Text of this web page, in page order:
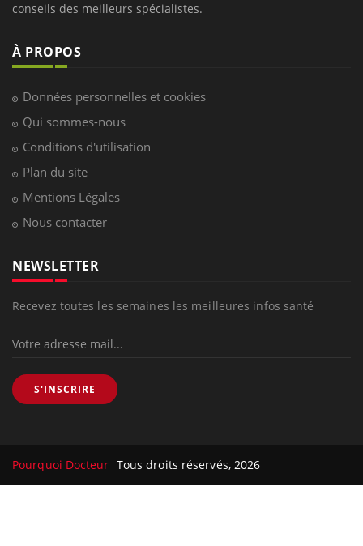
conseils des meilleurs spécialistes.
À PROPOS
Données personnelles et cookies
Qui sommes-nous
Conditions d'utilisation
Plan du site
Mentions Légales
Nous contacter
NEWSLETTER
Recevez toutes les semaines les meilleures infos santé
S'INSCRIRE
Pourquoi Docteur Tous droits réservés, 2026